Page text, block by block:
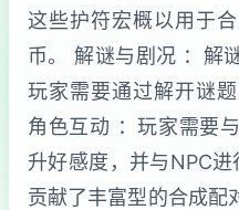
这些护符宏概以用于
币。 解谜与剧况 ：解
玩家需要通过解开谜
角色互动 ：玩家需要
升好感度，并与NPC
贡献了丰富型的合成配